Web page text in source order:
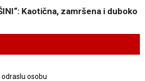
Kaotična, zamršena i duboko
osobu